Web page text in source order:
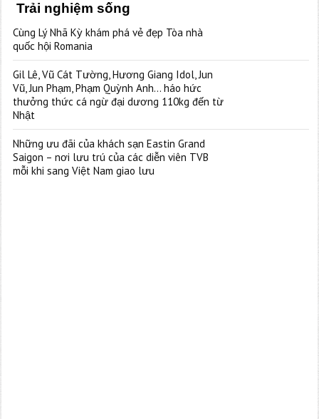
Trải nghiệm sống
Cùng Lý Nhã Kỳ khám phá vẻ đẹp Tòa nhà
quốc hội Romania
Gil Lê, Vũ Cát Tường, Hương Giang Idol, Jun
Vũ, Jun Phạm, Phạm Quỳnh Anh… háo hức
thưởng thức cá ngừ đại dương 110kg đến từ
Nhật
Những ưu đãi của khách sạn Eastin Grand
Saigon – nơi lưu trú của các diễn viên TVB
mỗi khi sang Việt Nam giao lưu